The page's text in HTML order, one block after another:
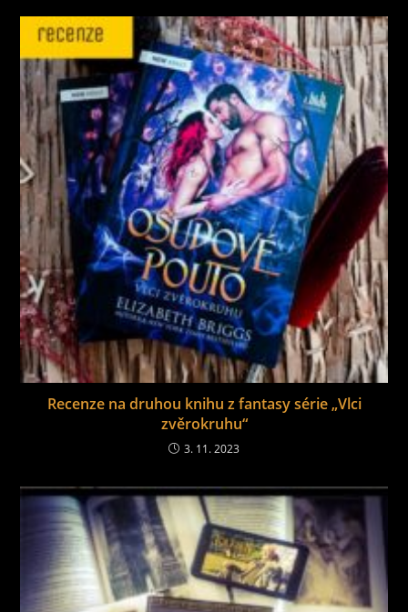
Recenze na druhou knihu z fantasy série „Vlci
zvěrokruhu“
3. 11. 2023